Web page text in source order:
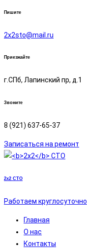
Пишите
2х2sto@mail.ru
Приезжайте
г.СПб, Лапинский пр, д.1
Звоните
8 (921) 637-65-37
Записаться на ремонт
2x2 СТО
Работаем круглосуточно
Главная
О нас
Контакты